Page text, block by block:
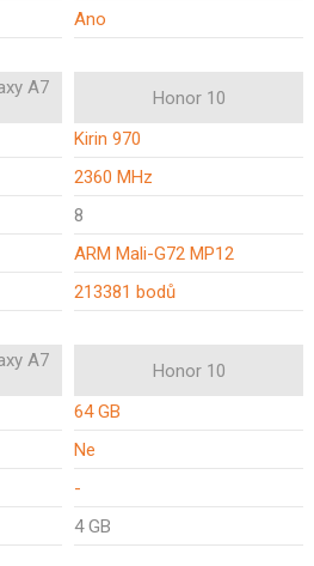
Ano
A7
Honor 10
Kirin 970
2360 MHz
8
ARM Mali-G72 MP12
213381 bodů
A7
Honor 10
64 GB
Ne
-
4 GB